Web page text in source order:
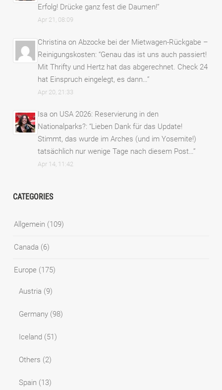
Erfolg! Drücke ganz fest die Daumen!”
Apr 21, 08:09
Christina onAbzocke bei der Mietwagen-Rückgabe –
Reinigungskosten: “Genau das ist uns auch passiert!
Mit Thrifty und Hertz hat das abgerechnet. Check 24
hat Einspruch eingelegt, es dann…”
Apr 20, 21:33
Isa on USA 2026: Reservierung in den
Nationalparks?: “Lieben Dank für das Update!
Stimmt, das wurde im Arches (und im Yosemite!)
tatsächlich nur wenige Tage nach diesem Post…”
Apr 14, 11:42
CATEGORIES
Allgemein (109)
Canada (6)
Europe (175)
Austria (9)
Germany (98)
Iceland (51)
Others (2)
Spain (13)